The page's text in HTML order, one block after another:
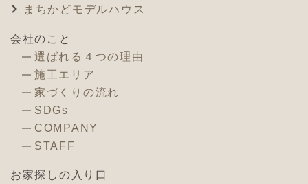
まちかどモデルハウス
会社のこと
選ばれる４つの理由
施工エリア
家づくりの流れ
SDGs
COMPANY
STAFF
お家探しの入り口